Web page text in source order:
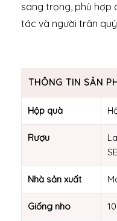
sang trọng, phù hợp
tác và người trân
THÔNG TIN SẢN
Hộp quà
Rượu
Nhà sản xuất
Giống nho